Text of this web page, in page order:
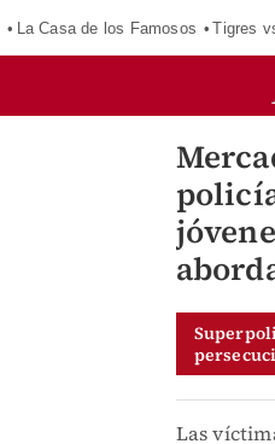
La Casa de los Famosos Tigres
Las